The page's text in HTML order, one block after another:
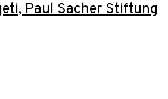
Paul Sacher Stiftung